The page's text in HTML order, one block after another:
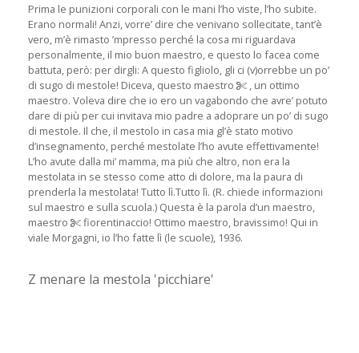
Prima le punizioni corporali con le mani l’ho viste, l’ho subite.
Erano normali! Anzi, vorre’ dire che venivano sollecitate, tant’è
vero, m’è rimasto ’mpresso perché la cosa mi riguardava
personalmente, il mio buon maestro, e questo lo facea come
battuta, però: per dirgli: A questo figliolo, gli ci (v)orrebbe un po’
di sugo di mestole! Diceva, questo maestro
, un ottimo
maestro. Voleva dire che io ero un vagabondo che avre’ potuto
dare di più per cui invitava mio padre a adoprare un po’ di sugo
di mestole. Il che, il mestolo in casa mia gl’è stato motivo
d’insegnamento, perché mestolate l’ho avute effettivamente!
L’ho avute dalla mi’ mamma, ma più che altro, non era la
mestolata in se stesso come atto di dolore, ma la paura di
prenderla la mestolata! Tutto lì.Tutto lì. (R. chiede informazioni
sul maestro e sulla scuola.) Questa è la parola d’un maestro,
maestro
fiorentinaccio! Ottimo maestro, bravissimo! Qui in
viale Morgagni, io l’ho fatte lì (le scuole), 1936.
Z menare la mestola 'picchiare'